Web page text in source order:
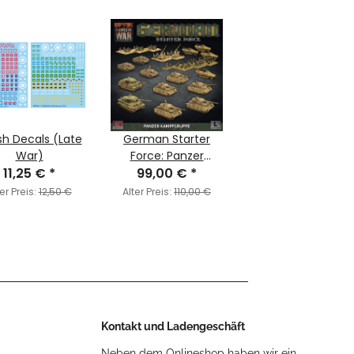
Decals (Late
War)
11,25 € *
Preis:12,50 €
German Starter
Force: Panzer
Kampgruppe Army
Deal (LW)
99,00 € *
Alter Preis: 110,00 €
Kontakt und Ladengeschäft